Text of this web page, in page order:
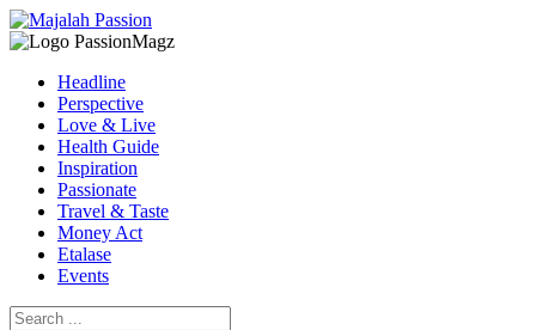
Headline
Perspective
Love & Live
Health Guide
Inspiration
Passionate
Travel & Taste
Money Act
Etalase
Events